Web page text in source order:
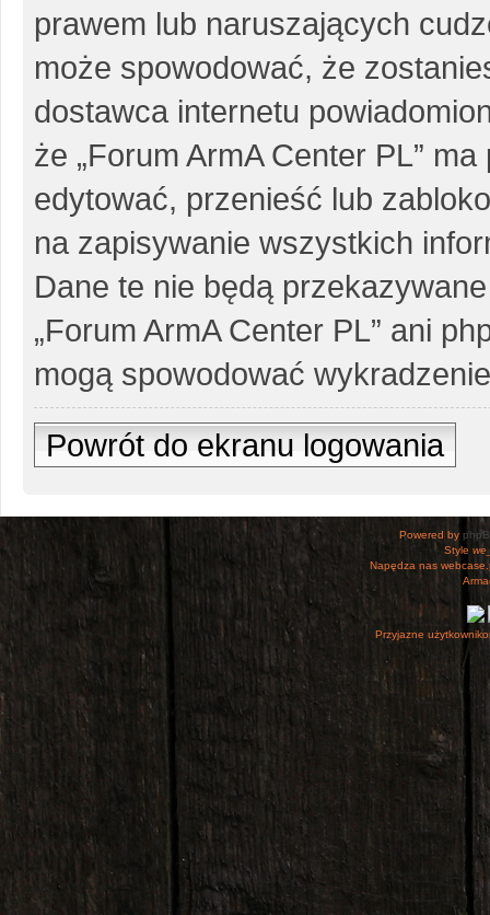
prawem lub naruszających
może spowodować, że
dostawca internetu
że „Forum ArmA Center PL”
edytować, przenieść lub
na zapisywanie wszystkich
Dane te nie będą
„Forum ArmA Center PL” ani
mogą spowodować
Powrót do ekranu logowania
Powered by
Style
Napędza nas
Przyjazne